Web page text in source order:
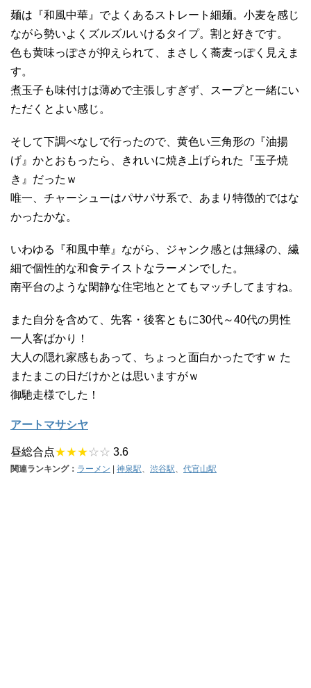
麺は『和風中華』でよくあるストレート細麺。小麦を感じ
ながら勢いよくズルズルいけるタイプ。割と好きです。
色も黄味っぽさが抑えられて、まさしく蕎麦っぽく見えま
す。
煮玉子も味付けは薄めで主張しすぎず、スープと一緒にい
ただくとよい感じ。
そして下調べなしで行ったので、黄色い三角形の『油揚
げ』かとおもったら、きれいに焼き上げられた『玉子焼
き』だったｗ
唯一、チャーシューはパサパサ系で、あまり特徴的ではな
かったかな。
いわゆる『和風中華』ながら、ジャンク感とは無縁の、繊
細で個性的な和食テイストなラーメンでした。
南平台のような閑静な住宅地ととてもマッチしてますね。
また自分を含めて、先客・後客ともに30代～40代の男性
一人客ばかり！
大人の隠れ家感もあって、ちょっと面白かったですｗ た
またまこの日だけかとは思いますがｗ
御馳走様でした！
アートマサシヤ
昼総合点★★★☆☆ 3.6
関連ランキング： ラーメン | 神泉駅 渋谷駅 代官山駅